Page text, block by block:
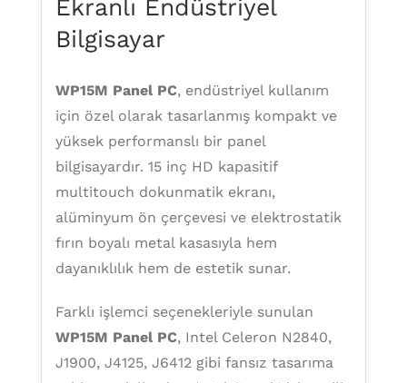
Ekranlı Endüstriyel
Bilgisayar
WP15M Panel PC, endüstriyel kullanım
için özel olarak tasarlanmış kompakt ve
yüksek performanslı bir panel
bilgisayardır. 15 inç HD kapasitif
multitouch dokunmatik ekranı,
alüminyum ön çerçevesi ve elektrostatik
fırın boyalı metal kasasıyla hem
dayanıklılık hem de estetik sunar.
Farklı işlemci seçenekleriyle sunulan
WP15M Panel PC, Intel Celeron N2840,
J1900, J4125, J6412 gibi fansız tasarıma